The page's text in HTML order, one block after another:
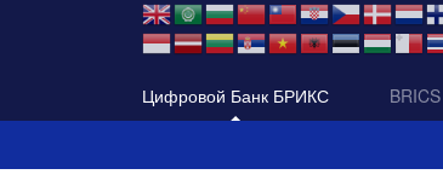
Цифровой Банк БРИКС